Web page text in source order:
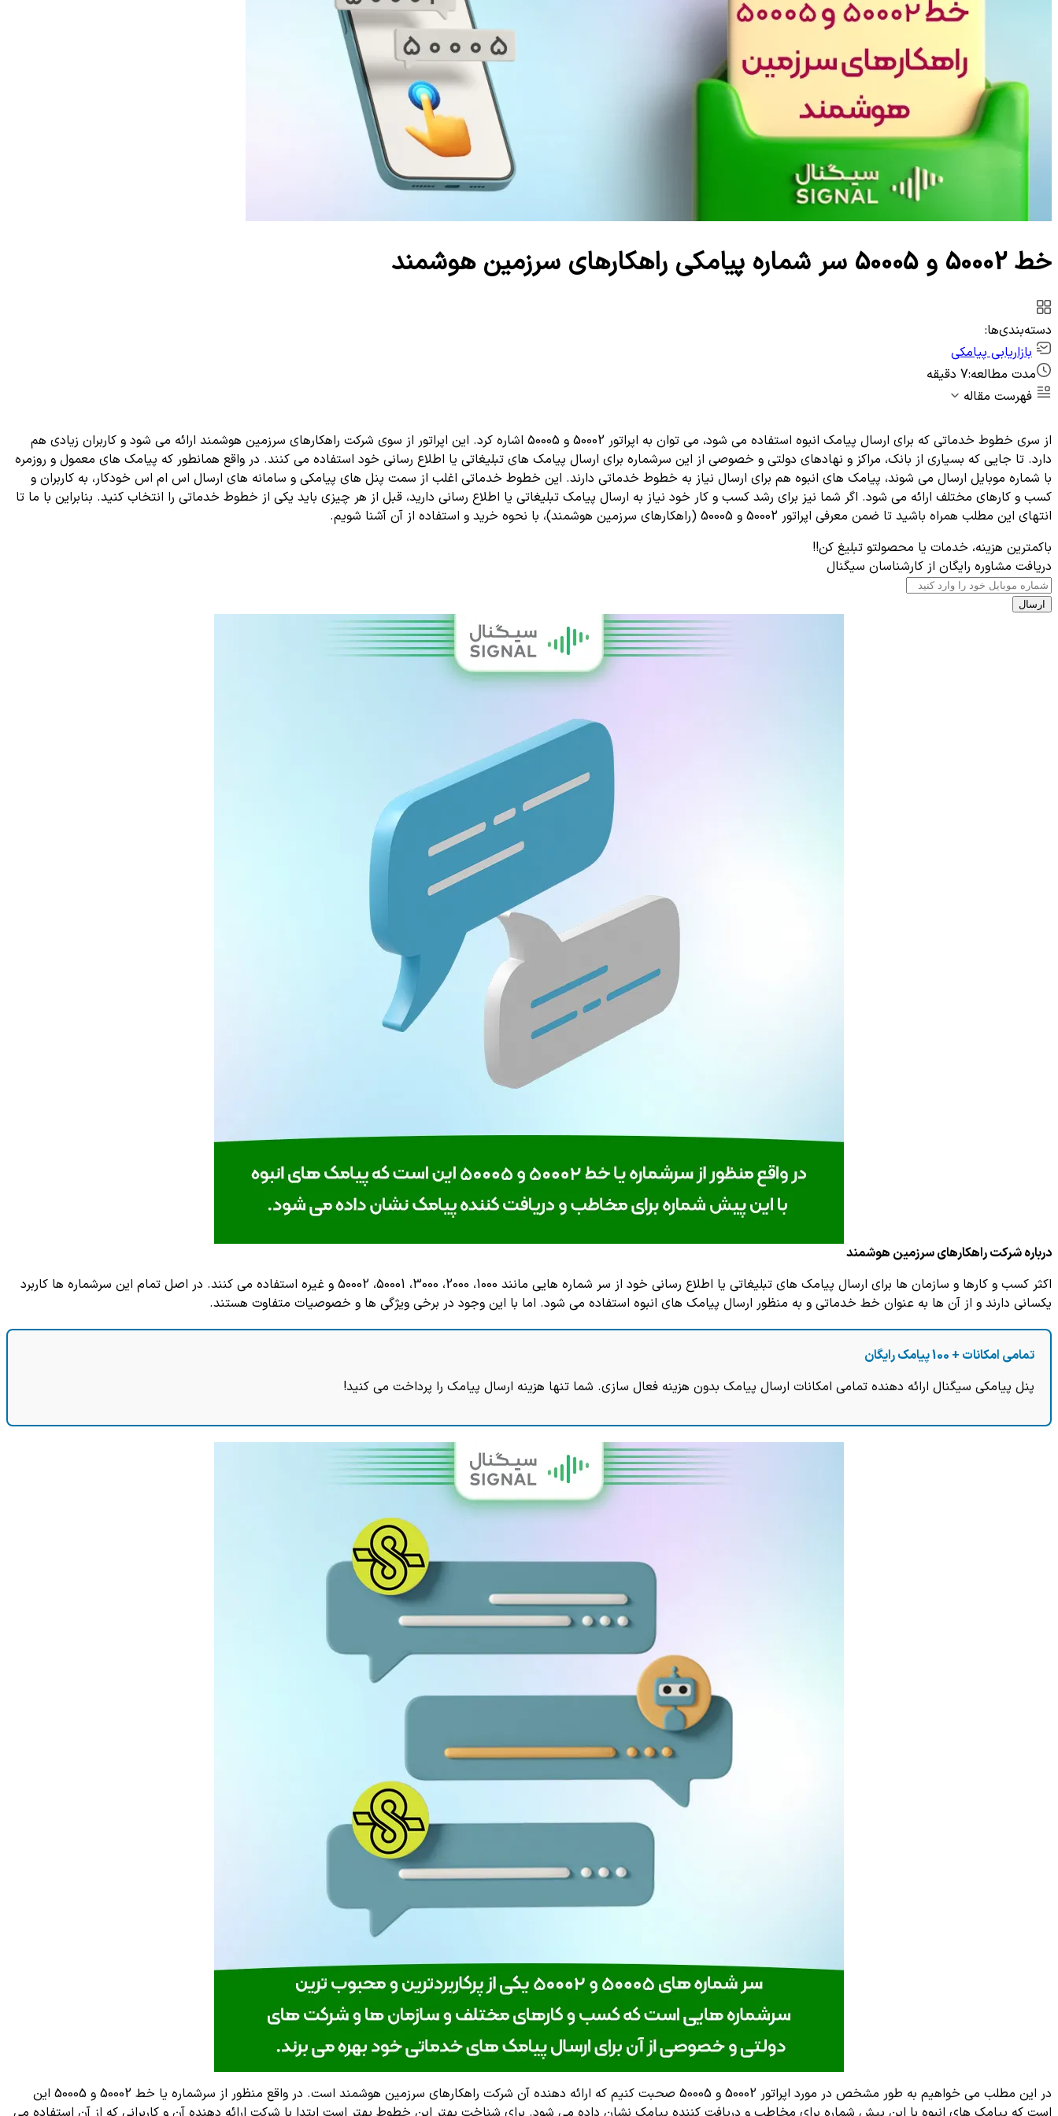
خط 50002 و 50005 سر شماره پیامکی راهکارهای سرزمین هوشمند
دسته‌بندی‌ها:
بازاریابی پیامکی
مدت مطالعه:7 دقیقه
فهرست مقاله
از سری خطوط خدماتی که برای ارسال پیامک انبوه استفاده می شود، می توان به اپراتور 50002 و 50005 اشاره کرد. این اپراتور از سوی شرکت راهکارهای سرزمین هوشمند ارائه می شود و کاربران زیادی هم
دارد. تا جایی که بسیاری از بانک، مراکز و نهادهای دولتی و خصوصی از این سرشماره برای ارسال پیامک های تبلیغاتی یا اطلاع رسانی خود استفاده می کنند. در واقع همانطور که پیامک های معمول و روزمره
با شماره موبایل ارسال می شوند، پیامک های انبوه هم برای ارسال نیاز به خطوط خدماتی دارند. این خطوط خدماتی اغلب از سمت پنل های پیامکی و سامانه های ارسال اس ام اس خودکار، به کاربران و
کسب و کارهای مختلف ارائه می شود. اگر شما نیز برای رشد کسب و کار خود نیاز به ارسال پیامک تبلیغاتی یا اطلاع رسانی دارید، قبل از هر چیزی باید یکی از خطوط خدماتی را انتخاب کنید. بنابراین با ما تا
انتهای این مطلب همراه باشید تا ضمن معرفی اپراتور 50002 و 50005 (راهکارهای سرزمین هوشمند)، با نحوه خرید و استفاده از آن آشنا شویم.
باکمترین هزینه، خدمات یا محصولتو تبلیغ کن!!
دریافت مشاوره رایگان از کارشناسان سیگنال
ارسال
درباره شرکت راهکارهای سرزمین هوشمند
اکثر کسب و کارها و سازمان ها برای ارسال پیامک های تبلیغاتی یا اطلاع رسانی خود از سر شماره هایی مانند 1000، 2000، 3000، 50001، 50002 و غیره استفاده می کنند. در اصل تمام این سرشماره ها کاربرد
یکسانی دارند و از آن ها به عنوان خط خدماتی و به منظور ارسال پیامک های انبوه استفاده می شود. اما با این وجود در برخی ویژگی ها و خصوصیات متفاوت هستند.
تمامی امکانات + 100 پیامک رایگان
پنل پیامکی سیگنال ارائه دهنده تمامی امکانات ارسال پیامک بدون هزینه فعال سازی. شما تنها هزینه ارسال پیامک را پرداخت می کنید!
در این مطلب می خواهیم به طور مشخص در مورد اپراتور 50002 و 50005 صحبت کنیم که ارائه دهنده آن شرکت راهکارهای سرزمین هوشمند است. در واقع منظور از سرشماره یا خط 50002 و 50005 این